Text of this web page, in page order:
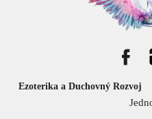
Ezoterika a Duchovný Rozvoj